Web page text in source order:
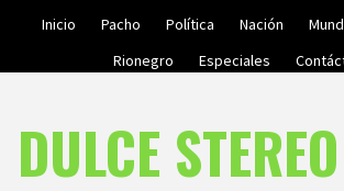
Inicio Pacho Política Nación
Rionegro
Especiales
DULCE